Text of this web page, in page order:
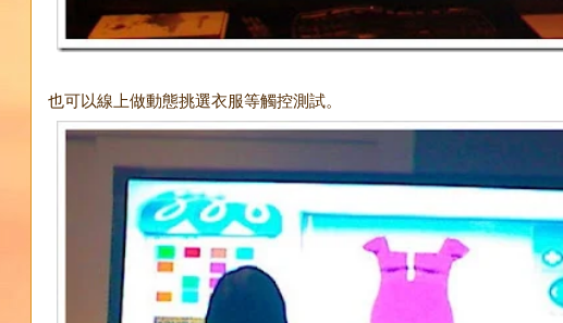
也可以線上做動態挑選衣服等觸控測試。